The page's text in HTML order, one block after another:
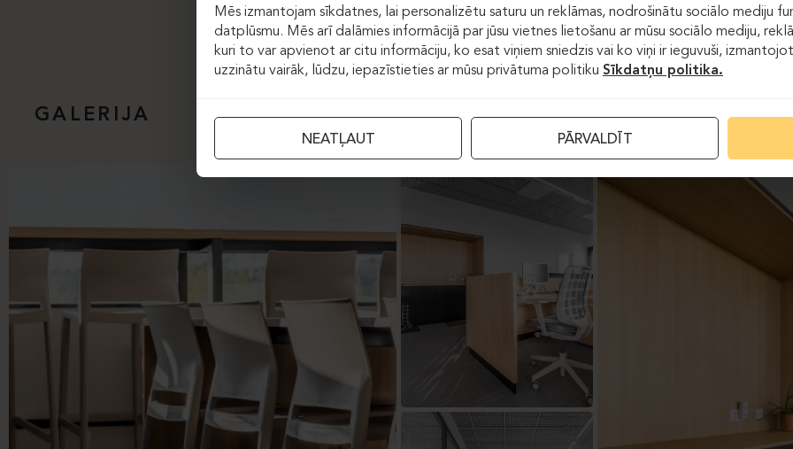
GALERIJA
Mēs izmantojam sīkdatnes, lai personalizētu saturu un reklāmas, nodrošinātu sociālo mediju
datplūsmu. Mēs arī dalāmies informācijā par jūsu vietnes lietošanu ar mūsu sociālo mediju,
kuri to var apvienot ar citu informāciju, ko esat viņiem sniedzis vai ko viņi ir ieguvuši,
uzzinātu vairāk, lūdzu, iepazīstieties ar mūsu privātuma politiku Sīkdatņu politika.
NEATĻAUT PĀRVALDĪT